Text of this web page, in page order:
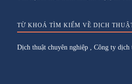
TỪ KHOÁ TÌM KIẾM VỀ DỊCH
Dịch thuật chuyên nghiệp , Công ty dịch